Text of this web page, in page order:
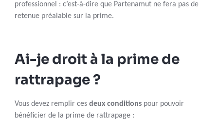
professionnel : c’est-à-dire que Partenamut ne fera pas de
retenue préalable sur la prime.
Ai-je droit à la prime de
rattrapage ?
Vous devez remplir ces deux conditions pour pouvoir
bénéficier de la prime de rattrapage :